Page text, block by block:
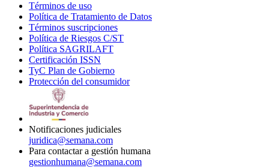
Términos de uso
in
new
window
Política de Tratamiento de Datos
Términos suscripciones
in
Política de Riesgos C/ST
Política SAGRILAFT
new
window
Certificación ISSN
in
new
TyC Plan de Gobierno
in
Protección del consumidorOpens
Notificaciones judiciales
juridica@semana.com
Para contactar a gestión humana
gestionhumana@semana.com